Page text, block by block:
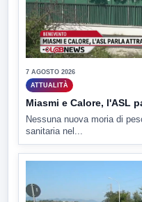
7 AGOSTO 2026
ATTUALITÀ
Miasmi e Calore, l'ASL
Nessuna nuova moria di
sanitaria nel...